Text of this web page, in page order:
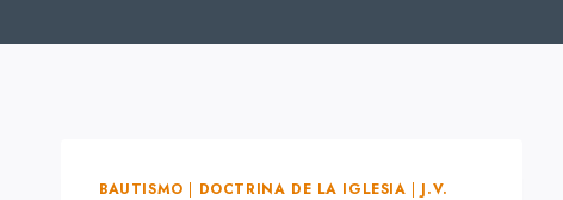
BAUTISMO | DOCTRINA DE LA IGLESIA | J.V.